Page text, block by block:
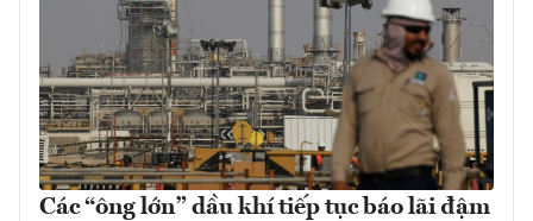
Các “ông lớn” dầu khí tiếp tục báo lãi đậm